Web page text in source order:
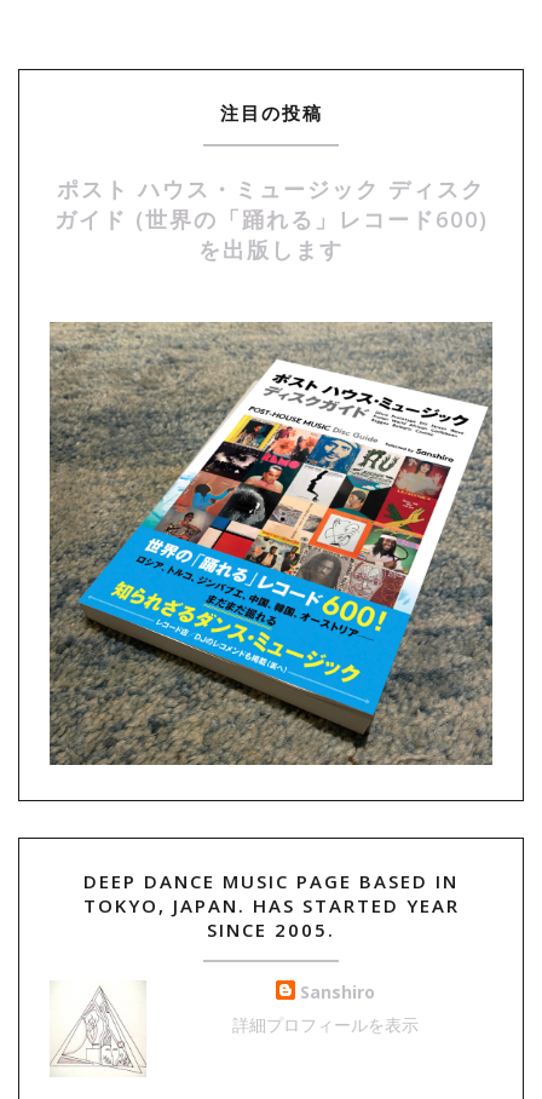
注目の投稿
ポスト ハウス・ミュージック ディスク
ガイド (世界の「踊れる」レコード600)
を出版します
DEEP DANCE MUSIC PAGE BASED IN
TOKYO, JAPAN. HAS STARTED YEAR
SINCE 2005.
Sanshiro
詳細プロフィールを表示